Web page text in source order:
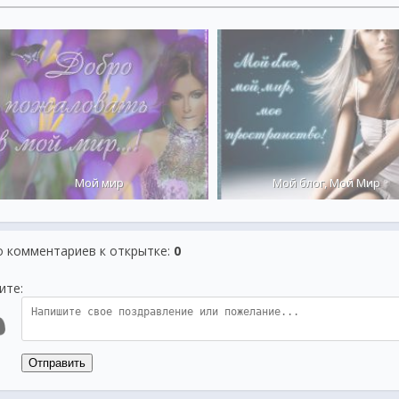
Мой мир Мой блог, Мой Мир
комментариев к открытке: 0
Отправить